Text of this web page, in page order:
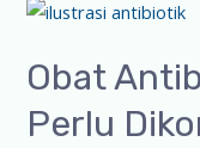
Obat
Perlu